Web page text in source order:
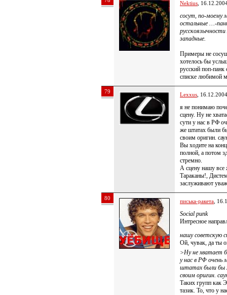
Nektius ,
сосут, по-моему
остальные …-
западные.
Примеры не
хотелось бы
русский поп-панк
списке любимой
79 Lexxus ,
я не понимаю
сцену. Ну не
сути у нас в РФ
же штатах были
своим оригин.
Вы ходите на
полной, а потом
стремно.
А сцену нашу все
Тараканы!,
заслуживают
80 писька-ракета ,
Social punk
Интресное
нашу советскую
Ой, чувак, да ты
>Ну не хватает
у нас в РФ очень
штатах были бы
своим оригин.
Таких групп как
тазик. То, что у